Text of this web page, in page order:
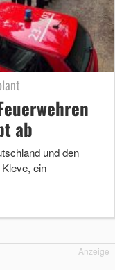
ab
und den
ein
Anzeige